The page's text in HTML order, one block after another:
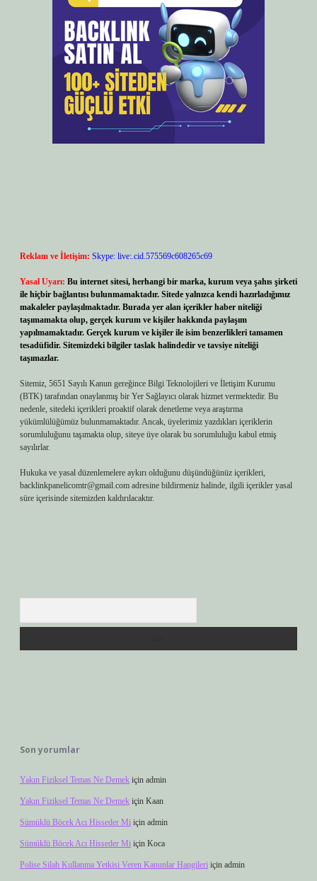
Reklam ve İletişim: Skype: live:.cid.575569c608265c69
Yasal Uyarı: Bu internet sitesi, herhangi bir marka, kurum veya şahıs şirketi
ile hiçbir bağlantısı bulunmamaktadır. Sitede yalnızca kendi hazırladığımız
makaleler paylaşılmaktadır. Burada yer alan içerikler haber niteliği
taşımamakta olup, gerçek kurum ve kişiler hakkında paylaşım
yapılmamaktadır. Gerçek kurum ve kişiler ile isim benzerlikleri tamamen
tesadüfidir. Sitemizdeki bilgiler taslak halindedir ve tavsiye niteliği
taşımazlar.
Sitemiz, 5651 Sayılı Kanun gereğince Bilgi Teknolojileri ve İletişim Kurumu
(BTK) tarafından onaylanmış bir Yer Sağlayıcı olarak hizmet vermektedir. Bu
nedenle, sitedeki içerikleri proaktif olarak denetleme veya araştırma
yükümlülüğümüz bulunmamaktadır. Ancak, üyelerimiz yazdıkları içeriklerin
sorumluluğunu taşımakta olup, siteye üye olarak bu sorumluluğu kabul etmiş
sayılırlar.
Hukuka ve yasal düzenlemelere aykırı olduğunu düşündüğünüz içerikleri,
backlinkpanelicomtr@gmail.com adresine bildirmeniz halinde, ilgili içerikler yasal
süre içerisinde sitemizden kaldırılacaktır.
Son yorumlar
Yakın Fiziksel Temas Ne Demek için admin
Yakın Fiziksel Temas Ne Demek için Kaan
Sümüklü Böcek Acı Hisseder Mi için admin
Sümüklü Böcek Acı Hisseder Mi için Koca
Polise Silah Kullanma Yetkisi Veren Kanunlar Hangileri için admin